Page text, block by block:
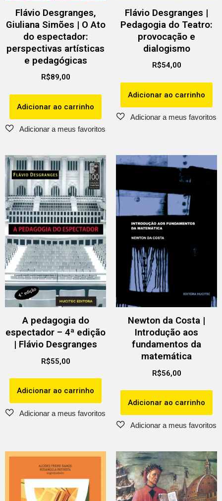
Flávio Desgranges,
Giuliana Simões | O Ato
do espectador:
perspectivas artísticas
e pedagógicas
R$89,00
Adicionar ao carrinho
Flávio Desgranges |
Pedagogia do Teatro:
provocação e
dialogismo
R$54,00
Adicionar ao carrinho
A pedagogia do
espectador – 4ª edição
| Flávio Desgranges
R$55,00
Adicionar ao carrinho
Newton da Costa |
Introdução aos
fundamentos da
matemática
R$56,00
Adicionar ao carrinho